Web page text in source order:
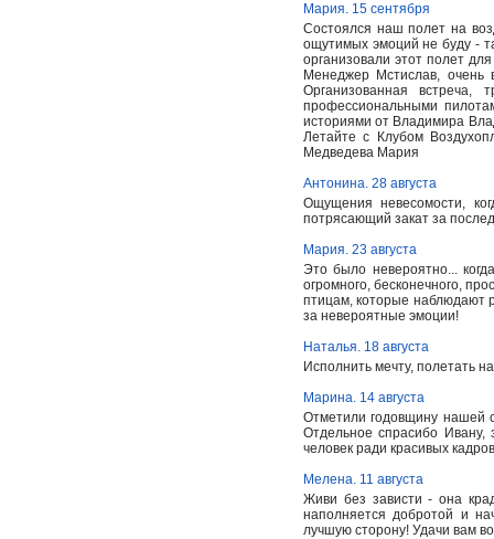
Мария. 15 сентября
Состоялся наш полет на
ощутимых эмоций не буду -
организовали этот полет
Менеджер Мстислав, очень
Организованная
профессиональными
историями от Владимира
Летайте с Клубом
Медведева Мария
Антонина. 28 августа
Ощущения невесомости,
потрясающий закат за
Мария. 23 августа
Это было невероятно...
огромного, бесконечного,
птицам, которые наблюдают
за невероятные эмоции!
Наталья. 18 августа
Исполнить мечту, полетать
Марина. 14 августа
Отметили годовщину нашей
Отдельное спрасибо
человек ради красивых
Мелена. 11 августа
Живи без зависти - она
наполняется добротой и
лучшую сторону! Удачи вам